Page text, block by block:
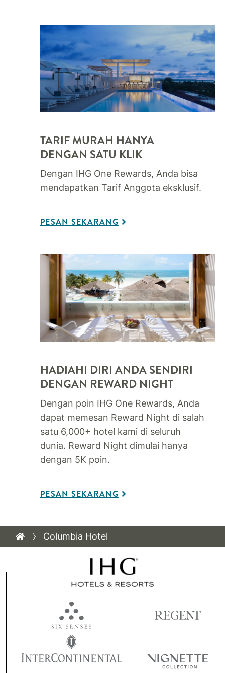
TARIF MURAH HANYA
DENGAN SATU KLIK
Dengan IHG One Rewards, Anda bisa
mendapatkan Tarif Anggota eksklusif.
PESAN SEKARANG
HADIAHI DIRI ANDA SENDIRI
DENGAN REWARD NIGHT​
Dengan poin IHG One Rewards, Anda
dapat memesan Reward Night di salah
satu 6,000+ hotel kami di seluruh
dunia. Reward Night dimulai hanya
dengan 5K poin.
PESAN SEKARANG
Columbia Hotel